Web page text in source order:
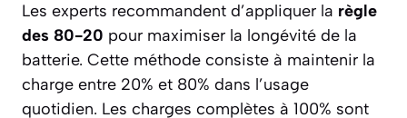
Les experts recommandent d’appliquer la règle
des 80-20 pour maximiser la longévité de la
batterie. Cette méthode consiste à maintenir la
charge entre 20% et 80% dans l’usage
quotidien. Les charges complètes à 100% sont